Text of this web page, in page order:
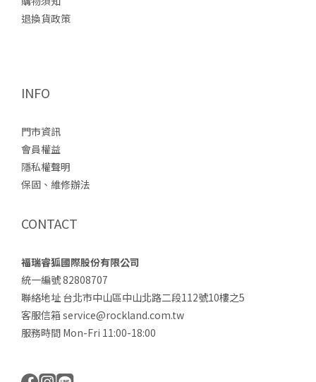
退換貨政策
INFO
門市資訊
會員權益
隱私權聲明
保固、維修辦法
CONTACT
福瑞睿狐國際股份有限公司
統一編號 82808707
聯絡地址 台北市中山區中山北路二段112號10樓之5
客服信箱 service@rockland.com.tw
服務時間 Mon-Fri 11:00-18:00